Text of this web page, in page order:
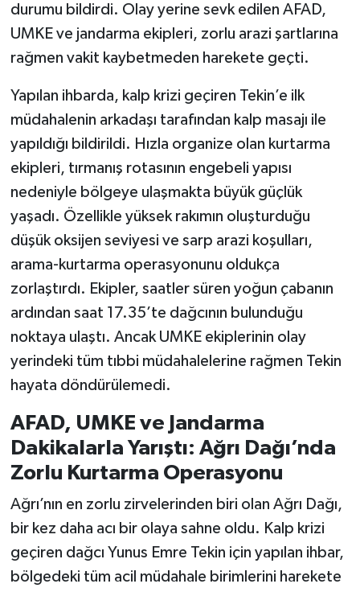
durumu bildirdi. Olay yerine sevk edilen AFAD,
UMKE ve jandarma ekipleri, zorlu arazi şartlarına
rağmen vakit kaybetmeden harekete geçti.
Yapılan ihbarda, kalp krizi geçiren Tekin’e ilk
müdahalenin arkadaşı tarafından kalp masajı ile
yapıldığı bildirildi. Hızla organize olan kurtarma
ekipleri, tırmanış rotasının engebeli yapısı
nedeniyle bölgeye ulaşmakta büyük güçlük
yaşadı. Özellikle yüksek rakımın oluşturduğu
düşük oksijen seviyesi ve sarp arazi koşulları,
arama-kurtarma operasyonunu oldukça
zorlaştırdı. Ekipler, saatler süren yoğun çabanın
ardından saat 17.35’te dağcının bulunduğu
noktaya ulaştı. Ancak UMKE ekiplerinin olay
yerindeki tüm tıbbi müdahalelerine rağmen Tekin
hayata döndürülemedi.
AFAD, UMKE ve Jandarma
Dakikalarla Yarıştı: Ağrı Dağı’nda
Zorlu Kurtarma Operasyonu
Ağrı’nın en zorlu zirvelerinden biri olan Ağrı Dağı,
bir kez daha acı bir olaya sahne oldu. Kalp krizi
geçiren dağcı Yunus Emre Tekin için yapılan ihbar,
bölgedeki tüm acil müdahale birimlerini harekete